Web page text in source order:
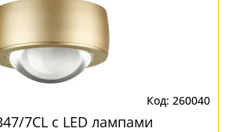
260040
7CL с LED лампами